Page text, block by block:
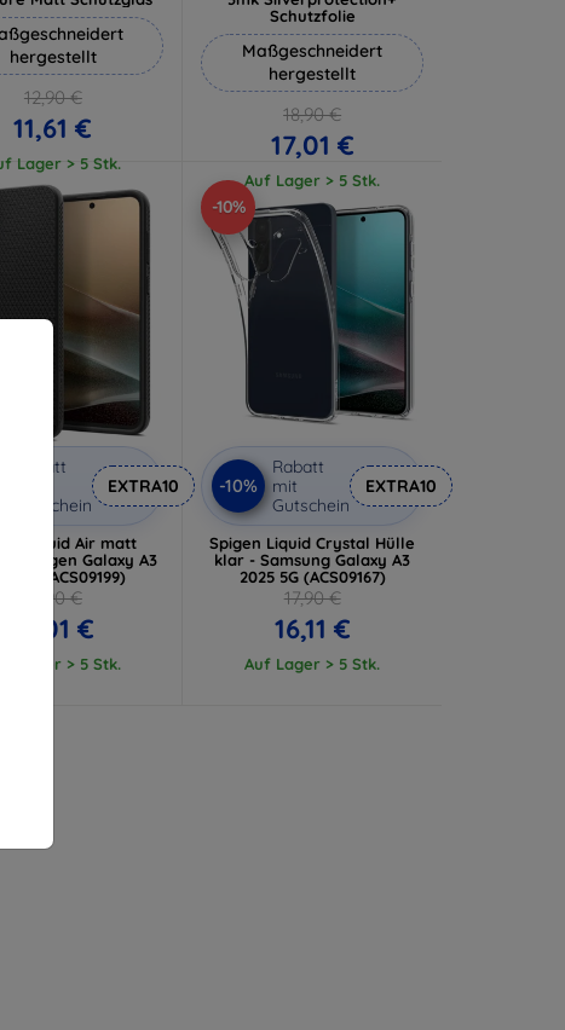
hergestellt
12,90 €
11,61 €
Lager > 5 Stk.
Schutzfolie
Maßgeschneidert
hergestellt
18,90 €
17,01 €
Auf Lager > 5 Stk.
Rabatt
Gutschein
EXTRA10
Liquid Air matt
- Spigen Galaxy A3
5G (ACS09199)
18,90 €
17,01 €
Lager > 5 Stk.
-10%
-10%
Rabatt
mit
Gutschein
EXTRA10
Spigen Liquid Crystal Hülle
klar - Samsung Galaxy A3
2025 5G (ACS09167)
17,90 €
16,11 €
Auf Lager > 5 Stk.